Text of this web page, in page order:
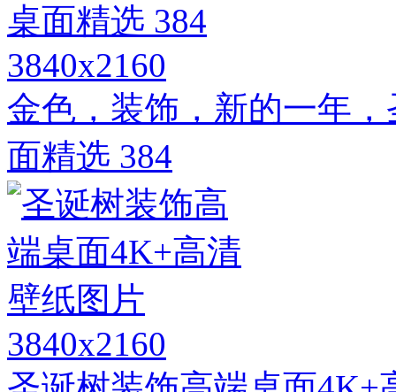
3840x2160
金色，装饰，新的一年
面精选 384
3840x2160